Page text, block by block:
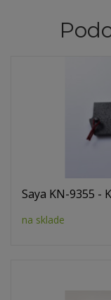
Saya KN-9355 -
na sklade